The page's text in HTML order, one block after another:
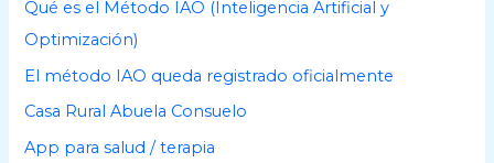
o
s
Qué es el Método IAO (Inteligencia Artificial y
Optimización)
El método IAO queda registrado oficialmente
Casa Rural Abuela Consuelo
App para salud / terapia